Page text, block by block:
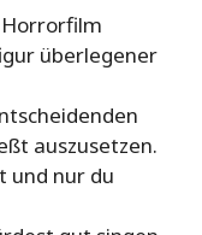
Horrorfilm
überlegener
auszusetzen.
und nur du